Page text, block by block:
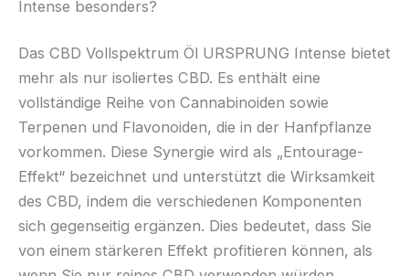
Intense besonders?
Das CBD Vollspektrum Öl URSPRUNG Intense bietet
mehr als nur isoliertes CBD. Es enthält eine
vollständige Reihe von Cannabinoiden sowie
Terpenen und Flavonoiden, die in der Hanfpflanze
vorkommen. Diese Synergie wird als „Entourage-
Effekt“ bezeichnet und unterstützt die Wirksamkeit
des CBD, indem die verschiedenen Komponenten
sich gegenseitig ergänzen. Dies bedeutet, dass Sie
von einem stärkeren Effekt profitieren können, als